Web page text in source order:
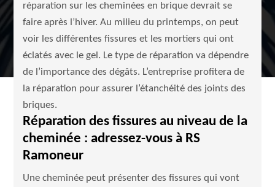
réparation sur les cheminées en brique devrait se
faire après l’hiver. Au milieu du printemps, on peut
voir les différentes fissures et les mortiers qui ont
éclatés avec le gel. Le type de réparation va dépendre
de l’importance des dégâts. L’entreprise profitera de
la réparation pour assurer l’étanchéité des joints des
briques.
Réparation des fissures au niveau de la
cheminée : adressez-vous à RS
Ramoneur
Une cheminée peut présenter des fissures qui vont